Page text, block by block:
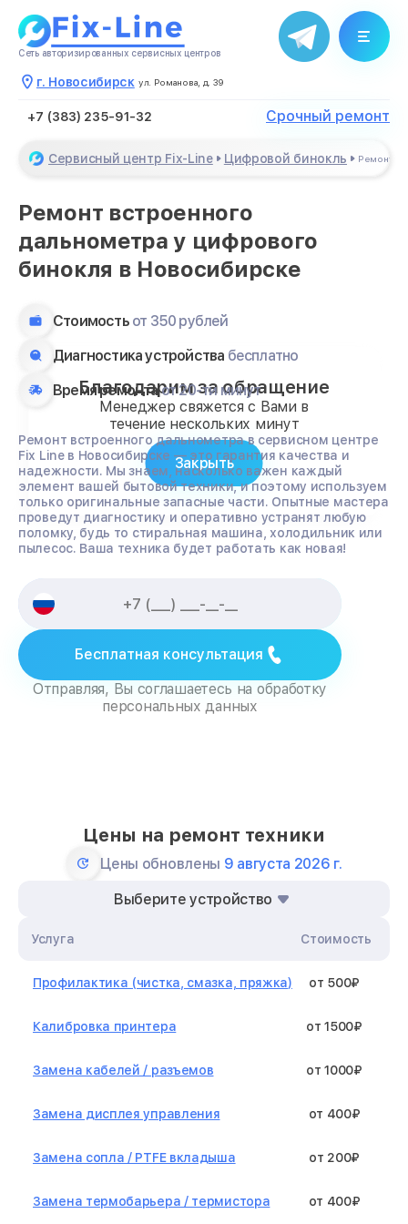
Сеть авторизированных сервисных центров
г. Новосибирск ул. Романова, д. 39
+7 (383) 235-91-32 Срочный ремонт
Сервисный центр Fix-Line Цифровой бинокль Ремонт
Ремонт встроенного
дальнометра у цифрового
бинокля в Новосибирске
Стоимость от 350 рублей
Диагностика устройства бесплатно
Время ремонта от 20-ти минут
Ремонт встроенного дальнометра в сервисном центре
Fix Line в Новосибирске — это гарантия качества и
надежности. Мы знаем, насколько важен каждый
элемент вашей бытовой техники, и поэтому используем
только оригинальные запасные части. Опытные мастера
проведут диагностику и оперативно устранят любую
поломку, будь то стиральная машина, холодильник или
пылесос. Ваша техника будет работать как новая!
Бесплатная консультация
Отправляя, Вы соглашаетесь на обработку
персональных данных
Цены на ремонт техники
Цены обновлены 9 августа 2026 г.
Выберите устройство
Услуга Стоимость
Профилактика (чистка, смазка, пряжка) от 500₽
Калибровка принтера от 1500₽
Замена кабелей / разъемов от 1000₽
Замена дисплея управления от 400₽
Замена сопла / PTFE вкладыша от 200₽
Замена термобарьера / термистора от 400₽
Благодарим за обращение
Менеджер свяжется с Вами в
течение нескольких минут
Закрыть